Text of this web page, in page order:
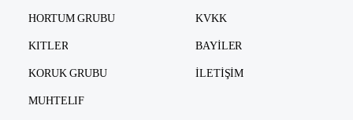
HORTUM GRUBU
KITLER
KORUK GRUBU
MUHTELIF
KVKK
BAYILER
İLETIŞIM